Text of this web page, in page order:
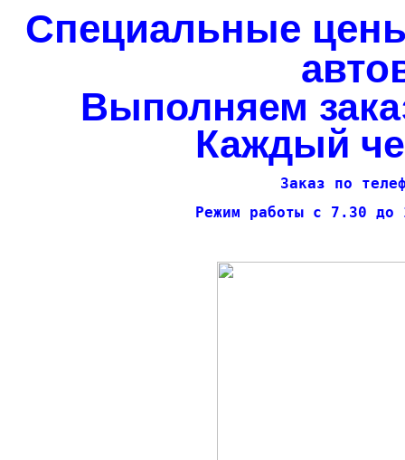
Специальные
Выполняем
Каждый
Заказ по
Режим работы с 7.30 до